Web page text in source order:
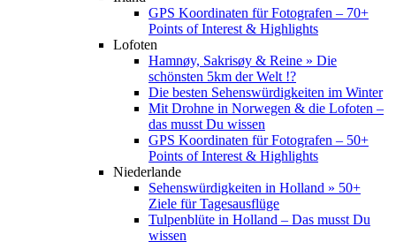
GPS Koordinaten für Fotografen – 70+
Points of Interest & Highlights
Lofoten
Hamnøy, Sakrisøy & Reine » Die
schönsten 5km der Welt !?
Die besten Sehenswürdigkeiten im Winter
Mit Drohne in Norwegen & die Lofoten –
das musst Du wissen
GPS Koordinaten für Fotografen – 50+
Points of Interest & Highlights
Niederlande
Sehenswürdigkeiten in Holland » 50+
Ziele für Tagesausflüge
Tulpenblüte in Holland – Das musst Du
wissen